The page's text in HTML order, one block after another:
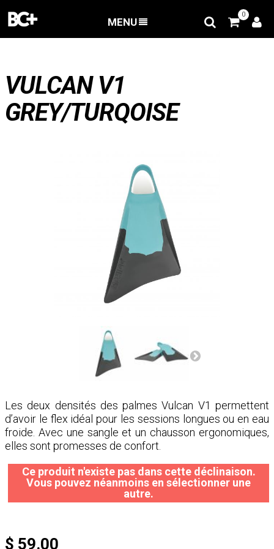
MENU
0
VULCAN V1
GREY/TURQOISE
Les deux densités des palmes Vulcan V1 permettent
d’avoir le flex idéal pour les sessions longues ou en eau
froide. Avec une sangle et un chausson ergonomiques,
elles sont promesses de confort.
Ce produit n'existe pas dans cette déclinaison.
Vous pouvez néanmoins en sélectionner une
autre.
$ 59.00